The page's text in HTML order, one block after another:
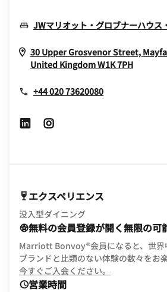
JWマリオット・グロブナーハウス
30 Upper Grosvenor Street,
United KingdomW1K 7PHOpens
+44 020 73620080
Opens In New Window
エクスペリエンス
没入型ダイニング
無料の会員登録が開く無限の可
Marriott Bonvoy®会員になると、世界
ブランドと比類のない体験の数々をお
今すぐご入会ください。
営業時間